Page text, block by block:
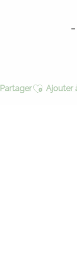
PartagerAjouter aux
Ajouter